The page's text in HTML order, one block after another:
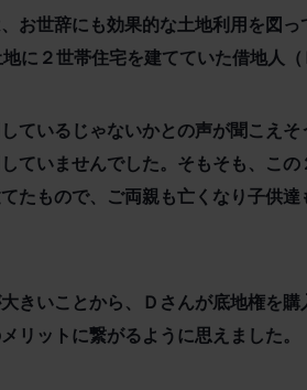
お世辞にも効果的な土地利用を図
に２世帯住宅を建てていた借地人
ているじゃないかとの声が聞こえ
ていませんでした。そもそも、こ
たもので、ご両親も亡くなり子供
きいことから、Ｄさんが底地権を
リットに繋がるように思えました。